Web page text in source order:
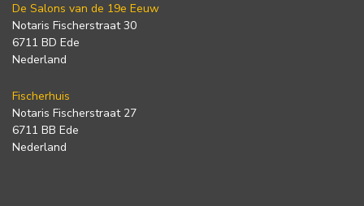
De Salons van de 19e Eeuw
Notaris Fischerstraat 30
6711 BD Ede
Nederland
Fischerhuis
Notaris Fischerstraat 27
6711 BB Ede
Nederland